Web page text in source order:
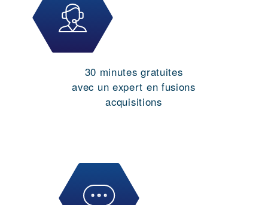
30 minutes gratuites
avec un expert en fusions
acquisitions